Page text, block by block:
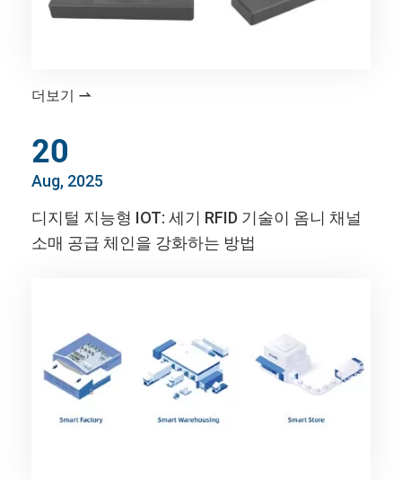
더보기 
20
Aug, 2025
디지털 지능형 IOT: 세기 RFID 기술이 옴니 채널
소매 공급 체인을 강화하는 방법